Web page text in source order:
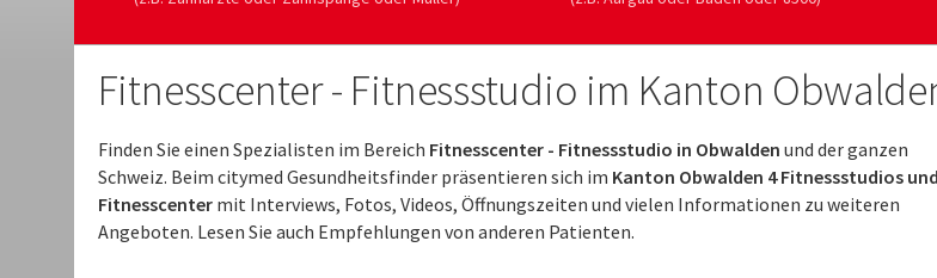
Fitnesscenter - Fitnessstudio im Kanton
Finden Sie einen Spezialisten im Bereich Fitnesscenter - Fitnessstudio in Obwalden und der ganzen
Schweiz. Beim citymed Gesundheitsfinder präsentieren sich im Kanton Obwalden 4 Fitnessstudios und
Fitnesscentermit Interviews, Fotos, Videos, Öffnungszeiten und vielen Informationen zu weiteren
Angeboten. Lesen Sie auch Empfehlungen von anderen Patienten.